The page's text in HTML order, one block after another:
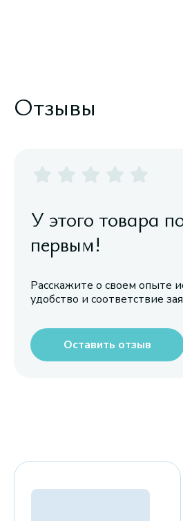
Отзывы
У этого товара
первым!
Расскажите о своем опыте
удобство и соответствие
Оставить отзыв